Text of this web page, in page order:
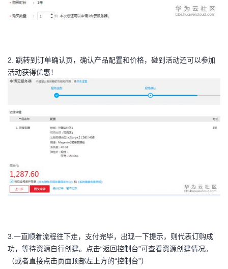
2. 跳转到订单确认页，确认产品配置和价格，碰到活动还可以参加
活动获得优惠！
3.一直顺着流程往下走，支付完毕，出现一下提示，则代表订购成
功，等待资源自行创建。点击“返回控制台”可查看资源创建情况。
（或者直接点击页面顶部左上方的“控制台”）